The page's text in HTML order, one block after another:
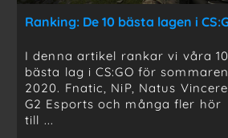
I denna artikel rankar vi våra 10
bästa lag i CS:GO för sommaren
2020. Fnatic, NiP, Natus Vincere,
G2 Esports och många fler hör
till ...